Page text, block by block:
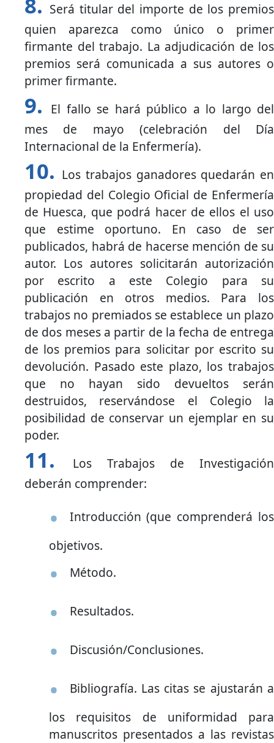
Será titular del importe de los premios
quien aparezca como único o primer
firmante del trabajo. La adjudicación de los
premios será comunicada a sus autores o
primer firmante.
El fallo se hará público a lo largo del
mes de mayo (celebración del Día
Internacional de la Enfermería).
Los trabajos ganadores quedarán en
propiedad del Colegio Oficial de Enfermería
de Huesca, que podrá hacer de ellos el uso
que estime oportuno. En caso de ser
publicados, habrá de hacerse mención de su
autor. Los autores solicitarán autorización
por escrito a este Colegio para su
publicación en otros medios. Para los
trabajos no premiados se establece un plazo
de dos meses a partir de la fecha de entrega
de los premios para solicitar por escrito su
devolución. Pasado este plazo, los trabajos
que no hayan sido devueltos serán
destruidos, reservándose el Colegio la
posibilidad de conservar un ejemplar en su
poder.
Los Trabajos de Investigación
deberán comprender:
Introducción (que comprenderá los
objetivos.
Método.
Resultados.
Discusión/Conclusiones.
Bibliografía. Las citas se ajustarán a
los requisitos de uniformidad para
manuscritos presentados a las revistas